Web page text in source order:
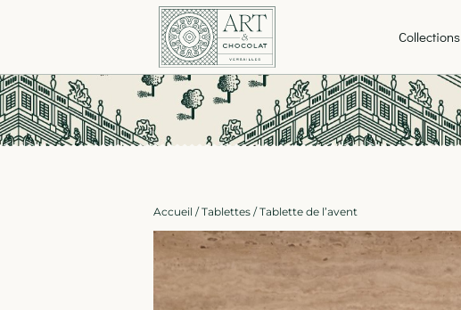
Collections
Accueil /Tablettes / Tablette de l’avent